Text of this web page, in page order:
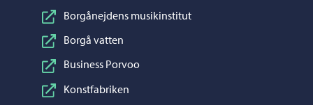
Borgånejdens musikinstitut
Borgå vatten
Business Porvoo
Konstfabriken